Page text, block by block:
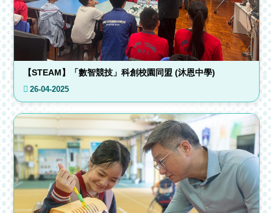
【STEAM】「數智競技」科創校園同盟 (沐恩中學)
26-04-2025